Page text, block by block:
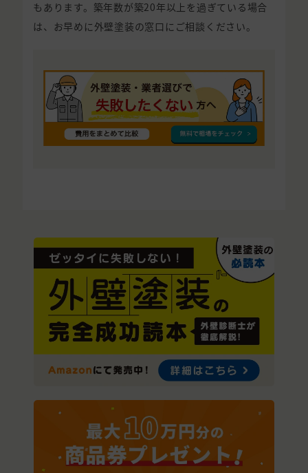
もあります。築年数が築20年以上を過ぎている場合
は、お早めに外壁塗装の窓口にご相談ください。